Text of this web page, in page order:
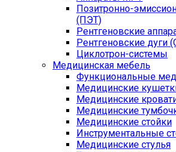
Позитронно-
(ПЭТ)
Рентгеновские
Рентгеновские дуги
Циклотрон-системы
Медицинская мебель
Функциональные
Медицинские
Медицинские
Медицинские
Медицинские стойки
Инструментальные
Медицинские стулья